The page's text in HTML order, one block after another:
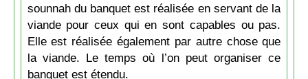
sounnah du banquet est réalisée en servant de la
viande pour ceux qui en sont capables ou pas.
Elle est réalisée également par autre chose que
la viande. Le temps où l’on peut organiser ce
banquet est étendu.